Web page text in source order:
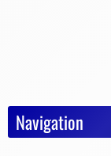
Navigation